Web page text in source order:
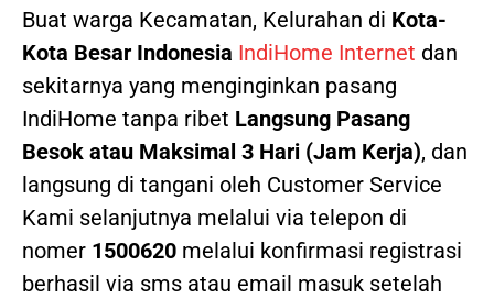
Buat warga Kecamatan, Kelurahan di Kota-
Kota Besar Indonesia IndiHome Internet dan
sekitarnya yang menginginkan pasang
IndiHome tanpa ribet Langsung Pasang
Besok atau Maksimal 3 Hari (Jam Kerja), dan
langsung di tangani oleh Customer Service
Kami selanjutnya melalui via telepon di
nomer 1500620 melalui konfirmasi registrasi
berhasil via sms atau email masuk setelah